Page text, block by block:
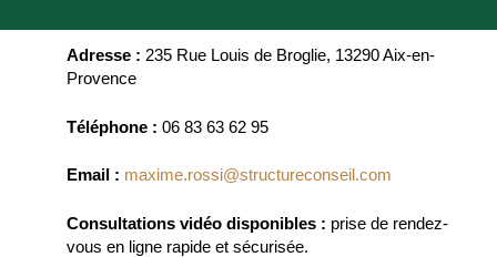
Adresse : 235 Rue Louis de Broglie, 13290 Aix-en-
Provence
Téléphone : 06 83 63 62 95
Email : maxime.rossi@structureconseil.com
Consultations vidéo disponibles : prise de rendez-
vous en ligne rapide et sécurisée.